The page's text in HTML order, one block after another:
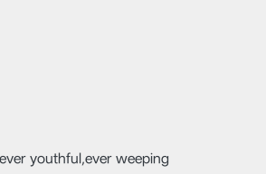
youthful,ever weeping